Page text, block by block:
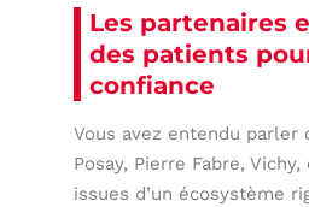
Les partenaires
des patients
confiance
Vous avez entendu parler
Posay, Pierre Fabre,
issues d’un écosystème